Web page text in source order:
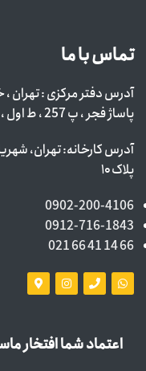
تماس با ما
آدرس دفتر مرکزی : تهران ،
پاساژ فجر ، پ 257 ، ط اول ، واحد 103
آدرس کارخانه: تهران،
پلاک ۱۰
0902-200-4106
0912-716-1843
66 14 41 66 021
اعتماد شما افتخار